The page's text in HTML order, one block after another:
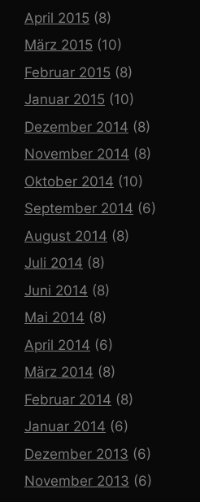
April 2015 (8)
März 2015 (10)
Februar 2015 (8)
Januar 2015 (10)
Dezember 2014 (8)
November 2014 (8)
Oktober 2014 (10)
September 2014 (6)
August 2014 (8)
Juli 2014 (8)
Juni 2014 (8)
Mai 2014 (8)
April 2014 (6)
März 2014 (8)
Februar 2014 (8)
Januar 2014 (6)
Dezember 2013 (6)
November 2013 (6)